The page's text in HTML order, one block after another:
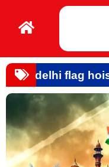
delhi flag